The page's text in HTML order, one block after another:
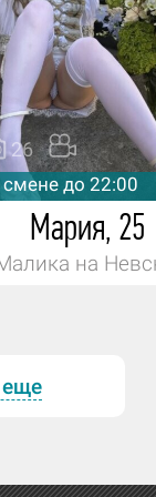
хожу
быструю
и по
смене до 22:00
Мария, 25
на
26
еще